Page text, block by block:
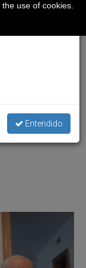
Entendido
use of cookies.